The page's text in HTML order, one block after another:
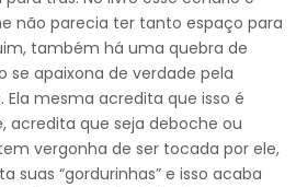
não parecia ter tanto espaço para
também há uma quebra de
se apaixona de verdade pela
mesma acredita que isso é
acredita que seja deboche ou
vergonha de ser tocada por ele,
suas “gordurinhas” e isso acaba